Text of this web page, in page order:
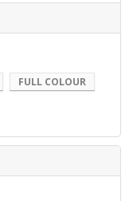
FULL COLOUR